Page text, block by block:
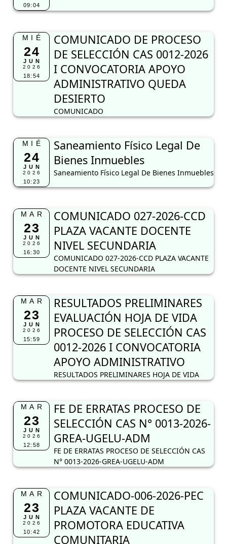
09:04
MIÉ
24
JUN
2026
18:54
COMUNICADO DE PROCESO
DE SELECCIÓN CAS 0012-2026
I CONVOCATORIA APOYO
ADMINISTRATIVO QUEDA
DESIERTO
COMUNICADO
MIÉ
24
JUN
2026
10:23
Saneamiento Físico Legal De
Bienes Inmuebles
Saneamiento Físico Legal De Bienes Inmuebles
MAR
23
JUN
2026
16:30
COMUNICADO 027-2026-CCD
PLAZA VACANTE DOCENTE
NIVEL SECUNDARIA
COMUNICADO 027-2026-CCD PLAZA VACANTE
DOCENTE NIVEL SECUNDARIA
MAR
23
JUN
2026
15:59
RESULTADOS PRELIMINARES
EVALUACIÓN HOJA DE VIDA
PROCESO DE SELECCIÓN CAS
0012-2026 I CONVOCATORIA
APOYO ADMINISTRATIVO
RESULTADOS PRELIMINARES HOJA DE VIDA
MAR
23
JUN
2026
12:58
FE DE ERRATAS PROCESO DE
SELECCIÓN CAS N° 0013-2026-
GREA-UGELU-ADM
FE DE ERRATAS PROCESO DE SELECCIÓN CAS
N° 0013-2026-GREA-UGELU-ADM
MAR
23
JUN
2026
10:42
COMUNICADO-006-2026-PEC
PLAZA VACANTE DE
PROMOTORA EDUCATIVA
COMUNITARIA